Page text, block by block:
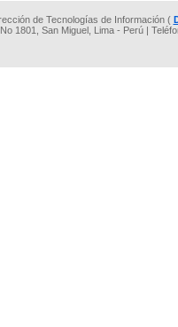
de Tecnologías de Información (
1801, San Miguel, Lima - Perú |